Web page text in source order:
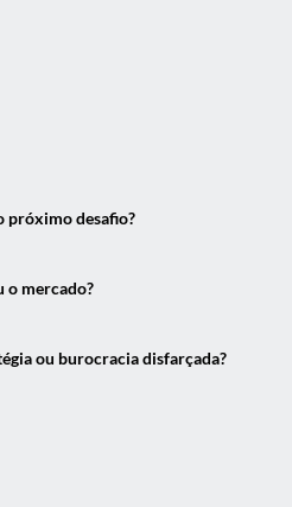
próximo desafio?
o mercado?
ou burocracia disfarçada?